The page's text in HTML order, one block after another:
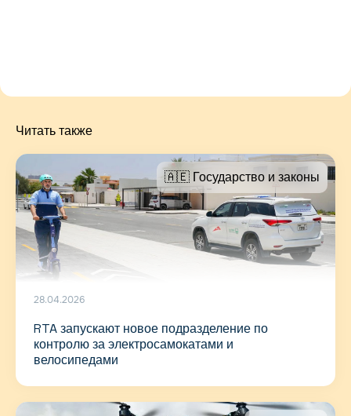
Читать также
🇦🇪 Государство и законы
28.04.2026
RTA запускают новое подразделение по
контролю за электросамокатами и
велосипедами